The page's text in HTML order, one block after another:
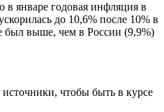
январе годовая инфляция в
до 10,6% после 10% в
был выше, чем в России (9,9%)
чтобы быть в курсе